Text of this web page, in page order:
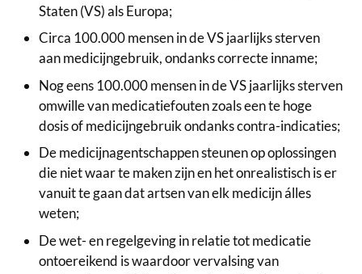
Staten (VS) als Europa;
Circa 100.000 mensen in de VS jaarlijks sterven
aan medicijngebruik, ondanks correcte inname;
Nog eens 100.000 mensen in de VS jaarlijks sterven
omwille van medicatiefouten zoals een te hoge
dosis of medicijngebruik ondanks contra-indicaties;
De medicijnagentschappen steunen op oplossingen
die niet waar te maken zijn en het onrealistisch is er
vanuit te gaan dat artsen van elk medicijn álles
weten;
De wet- en regelgeving in relatie tot medicatie
ontoereikend is waardoor vervalsing van